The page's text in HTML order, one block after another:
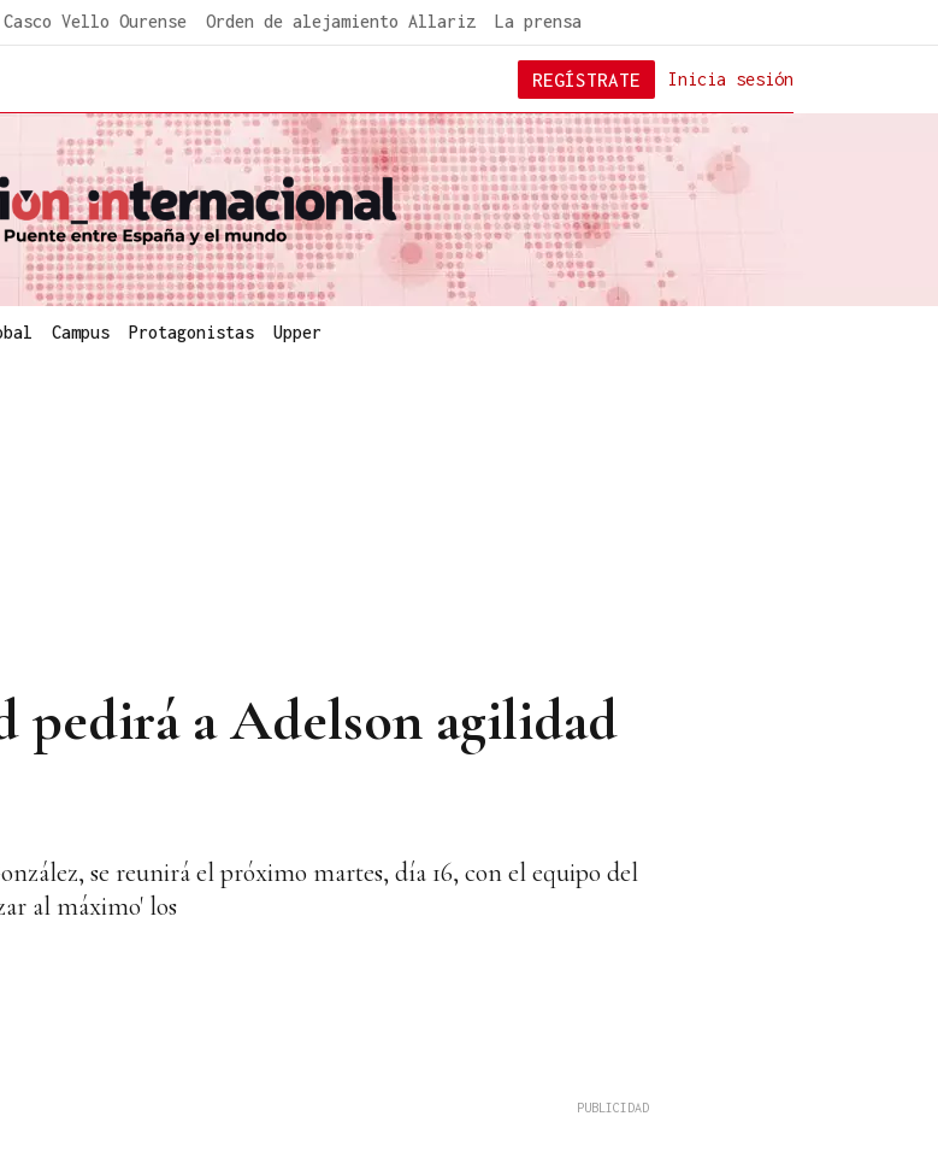
Casco Vello Ourense Orden de alejamiento Allariz La prensa
Inicia sesión
REGÍSTRATE
Campus Protagonistas Upper
pedirá a Adelson agilidad
se reunirá el próximo martes, día 16, con el equipo del
al máximo' los